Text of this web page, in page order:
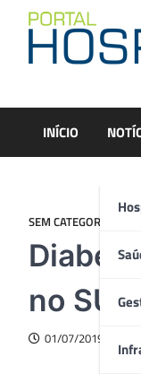
content
INÍCIO
SEM CATEGORIA
no SUS
01/07/2019